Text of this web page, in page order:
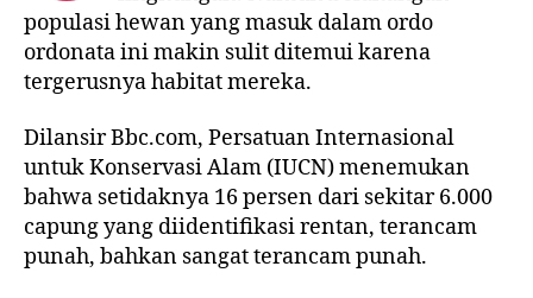
populasi hewan yang masuk dalam ordo
ordonata ini makin sulit ditemui karena
tergerusnya habitat mereka.
Dilansir Bbc.com, Persatuan Internasional
untuk Konservasi Alam (IUCN) menemukan
bahwa setidaknya 16 persen dari sekitar 6.000
capung yang diidentifikasi rentan, terancam
punah, bahkan sangat terancam punah.